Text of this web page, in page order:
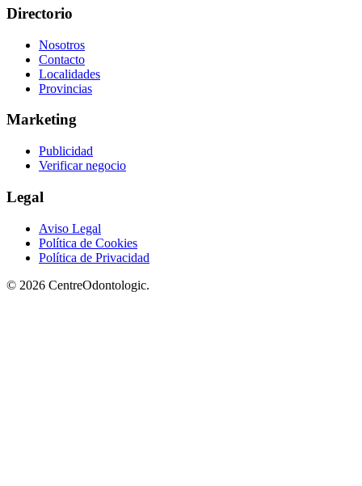
Directorio
Nosotros
Contacto
Localidades
Provincias
Marketing
Publicidad
Verificar negocio
Legal
Aviso Legal
Política de Cookies
Política de Privacidad
© 2026 CentreOdontologic.